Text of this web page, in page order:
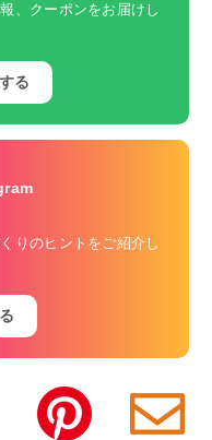
、クーポンをお届けし
る
りのヒントをご紹介し